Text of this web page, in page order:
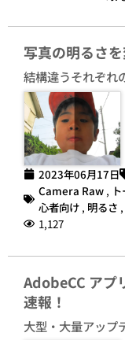
写真の明るさ
結構違うそれぞれ
2023年06月17日
Camera Raw ,
心者向け , 明るさ ,
1,127
AdobeCC アプ
速報！
大型・大量アップ